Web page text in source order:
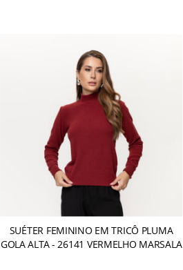
SUÉTER FEMININO EM TRICÔ PLUMA
GOLA ALTA - 26141 VERMELHO MARSALA